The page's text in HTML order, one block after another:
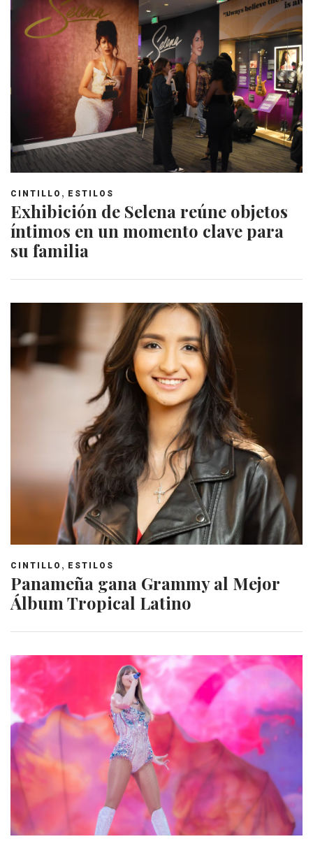
CINTILLO , ESTILOS
Exhibición de Selena reúne objetos
íntimos en un momento clave para
su familia
CINTILLO , ESTILOS
Panameña gana Grammy al Mejor
Álbum Tropical Latino